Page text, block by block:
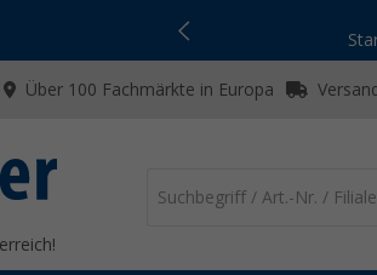
Über 100 Fachmärkte in Europa